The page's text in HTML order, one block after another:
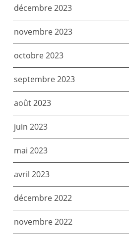
décembre 2023
novembre 2023
octobre 2023
septembre 2023
août 2023
juin 2023
mai 2023
avril 2023
décembre 2022
novembre 2022